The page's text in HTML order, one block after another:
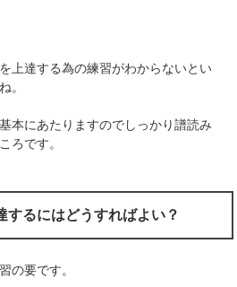
上達する為の練習がわからないとい
。
本にあたりますのでしっかり譜読み
ろです。
するにはどうすればよい？
の要です。